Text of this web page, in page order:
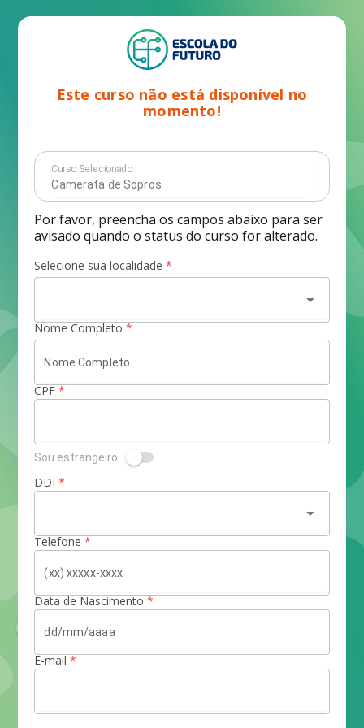
Este curso não está disponível no
momento!
Curso Selecionado
Por favor, preencha os campos abaixo para ser
avisado quando o status do curso for alterado.
Selecione sua localidade *
arrow_drop_down
Nome Completo *
CPF *
Sou estrangeiro
DDI *
arrow_drop_down
Telefone *
Data de Nascimento *
E-mail *